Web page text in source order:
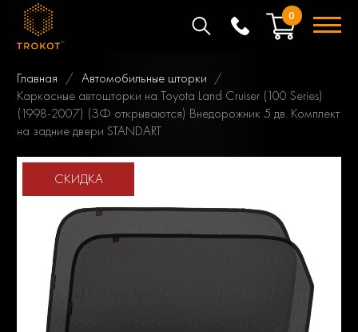
0
Главная
Автомобильные шторки
Каркасные автошторки на Toyota Land Cruiser (100 Series)
(1998-2007) (ЗФ открываются) Внедорожник 5 дв. Комплект
на задние двери STANDART
СКИДКА